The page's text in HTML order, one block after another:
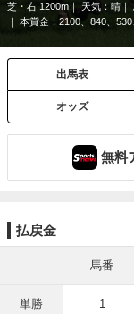
芝・右 1200m 天気： 晴
本賞金：2100、840、
出馬表
オッズ
無料
払戻金
馬番
単勝 1